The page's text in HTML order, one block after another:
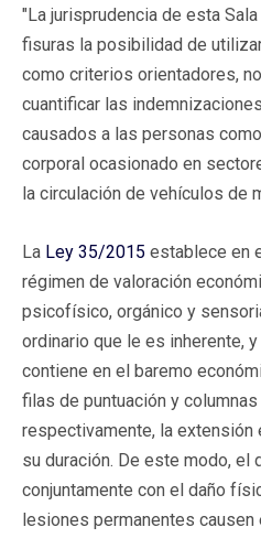
"La jurisprudencia de esta
fisuras la posibilidad de
como criterios orientadores,
cuantificar las
causados a las personas
corporal ocasionado en
la circulación de vehículos de
La Ley 35/2015 establece en
régimen de valoración
psicofísico, orgánico y
ordinario que le es inherente,
contiene en el baremo
filas de puntuación y
respectivamente, la
su duración. De este modo, el
conjuntamente con el daño
lesiones permanentes causen